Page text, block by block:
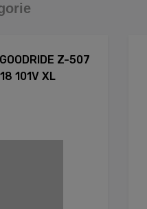
Z-507
101V XL